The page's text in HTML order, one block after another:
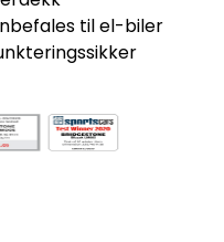
til el-biler